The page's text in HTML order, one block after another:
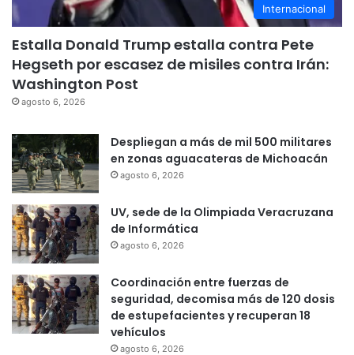
Internacional
Estalla Donald Trump estalla contra Pete
Hegseth por escasez de misiles contra Irán:
Washington Post
agosto 6, 2026
Despliegan a más de mil 500 militares
en zonas aguacateras de Michoacán
agosto 6, 2026
UV, sede de la Olimpiada Veracruzana
de Informática
agosto 6, 2026
Coordinación entre fuerzas de
seguridad, decomisa más de 120 dosis
de estupefacientes y recuperan 18
vehículos
agosto 6, 2026